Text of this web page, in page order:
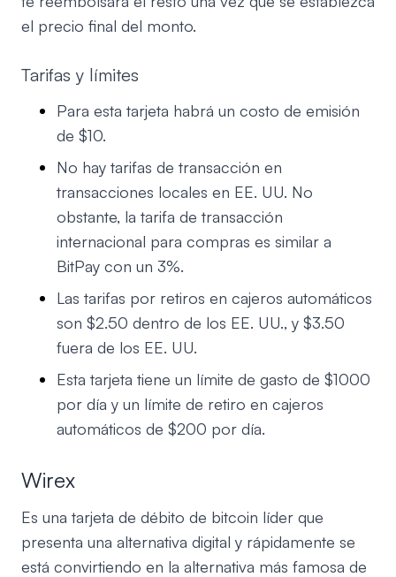
el precio final del monto.
Tarifas y límites
Para esta tarjeta habrá un costo de emisión
de $10.
No hay tarifas de transacción en
transacciones locales en EE. UU. No
obstante, la tarifa de transacción
internacional para compras es similar a
BitPay con un 3%.
Las tarifas por retiros en cajeros automáticos
son $2.50 dentro de los EE. UU., y $3.50
fuera de los EE. UU.
Esta tarjeta tiene un límite de gasto de $1000
por día y un límite de retiro en cajeros
automáticos de $200 por día.
Wirex
Es una tarjeta de débito de bitcoin líder que
presenta una alternativa digital y rápidamente se
está convirtiendo en la alternativa más famosa de